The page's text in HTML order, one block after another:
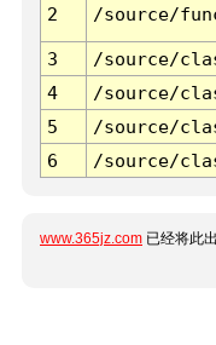
2 /source/
3 /source/
4
/source/
5
/source/
6
/source/
www.365jz.com 已经将此